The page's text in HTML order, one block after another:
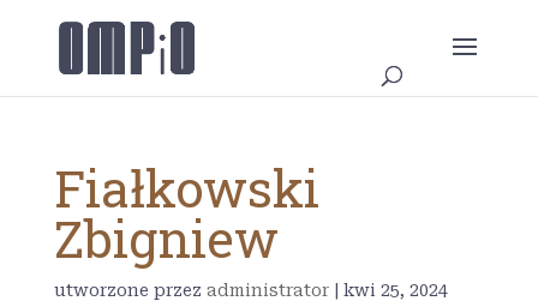
Fiałkowski
Zbigniew
utworzone przez administrator| kwi 25, 2024